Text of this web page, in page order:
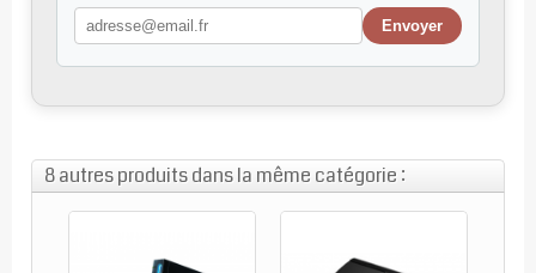
8 autres produits dans la même catégorie :